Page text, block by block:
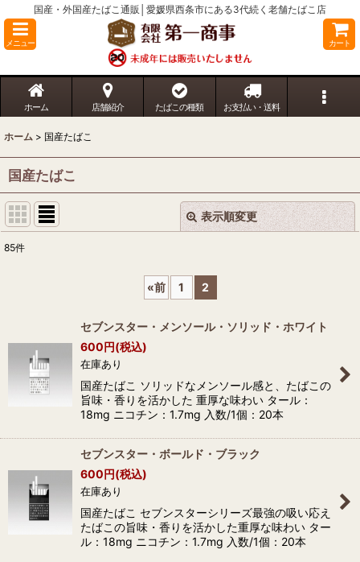
国産・外国産たばこ通販│愛媛県西条市にある3代続く老舗たばこ店
メニュー カート
ホーム 店舗紹介 たばこの種類 お支払い・送料
ホーム > 国産たばこ
国産たばこ
表示順変更 閉じる
85件
«前 1 2
セブンスター・メンソール・ソリッド・ホワイト
600円(税込)
在庫あり
国産たばこ ソリッドなメンソール感と、たばこの
旨味・香りを活かした 重厚な味わい タール：
18mg ニコチン：1.7mg 入数/1個：20本
セブンスター・ボールド・ブラック
600円(税込)
在庫あり
国産たばこ セブンスターシリーズ最強の吸い応え
たばこの旨味・香りを活かした重厚な味わい ター
ル：18mg ニコチン：1.7mg 入数/1個：20本